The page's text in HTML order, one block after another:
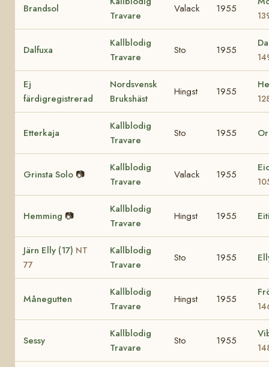
Brandsol
Travare
Valack 1955
Dalfuxa
Kallblodig
Travare
Sto 1955
Ej
färdigregistrerad
Nordsvensk
Brukshäst
Hingst 1955
Etterkaja
Kallblodig
Travare
Sto 1955
Grinsta Solo 📷
Kallblodig
Travare
Valack 1955
Hemming 📷
Kallblodig
Travare
Hingst 1955
Järn Elly (17) NT
77
Kallblodig
Travare
Sto 1955
Månegutten
Kallblodig
Travare
Hingst 1955
Sessy
Kallblodig
Travare
Sto 1955